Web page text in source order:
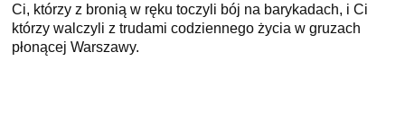
Ci, którzy z bronią w ręku toczyli bój na barykadach, i Ci
którzy walczyli z trudami codziennego życia w gruzach
płonącej Warszawy.